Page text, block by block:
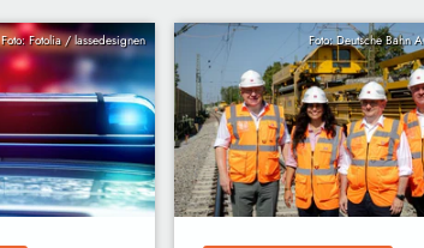
Foto: Fotolia / lassedesignen Foto: Deutsche Bahn